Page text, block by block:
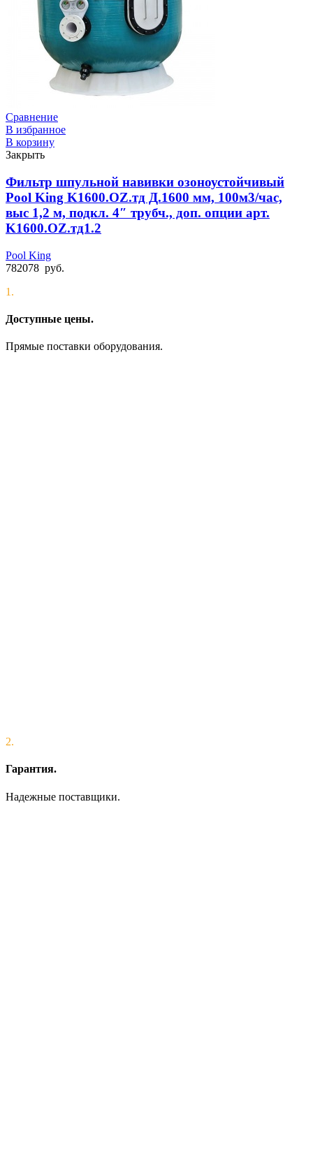
Сравнение
В избранное
В корзину
Закрыть
Фильтр шпульной навивки озоноустойчивый
Pool King K1600.OZ.тд Д.1600 мм, 100м3/час,
выс 1,2 м, подкл. 4″ трубч., доп. опции арт.
K1600.OZ.тд1.2
Pool King
782078 руб.
1.
Доступные цены.
Прямые поставки оборудования.
2.
Гарантия.
Надежные поставщики.